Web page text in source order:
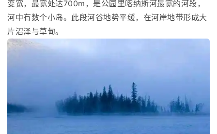
变宽，最宽处达700m，是公园里喀纳斯河最宽的河段，
河中有数个小岛。此段河谷地势平缓，在河岸地带形成大
片沼泽与草甸。